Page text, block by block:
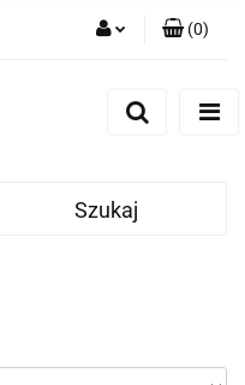
(0)
Szukaj